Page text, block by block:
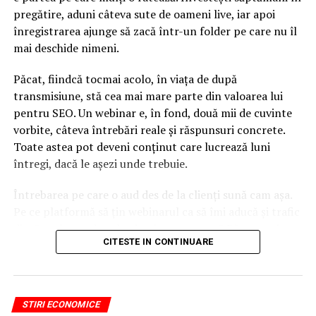
pregătire, aduni câteva sute de oameni live, iar apoi
înregistrarea ajunge să zacă într-un folder pe care nu îl
mai deschide nimeni.
Păcat, fiindcă tocmai acolo, în viața de după
transmisiune, stă cea mai mare parte din valoarea lui
pentru SEO. Un webinar e, în fond, două mii de cuvinte
vorbite, câteva întrebări reale și răspunsuri concrete.
Toate astea pot deveni conținut care lucrează luni
întregi, dacă le așezi unde trebuie.
Întrebarea pe care o aud des de la clienți sună cam așa.
din Google, nu doar lead-uri pe moment? Răspunsul
scurt e că platforma contează, dar nu în felul în care
Nu cel mai tare software câștigă, ci acela care îți lasă
conținutul liber, indexabil și ușor de reutilizat. Hai să o
CITESTE IN CONTINUARE
STIRI ECONOMICE